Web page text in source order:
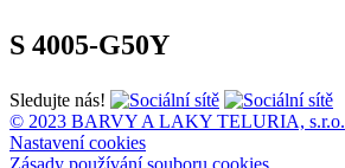
S 4005-G50Y
Sledujte nás!
© 2023 BARVY A LAKY TELURIA, s.r.o.
Nastavení cookies
Zásady používání souboru cookies